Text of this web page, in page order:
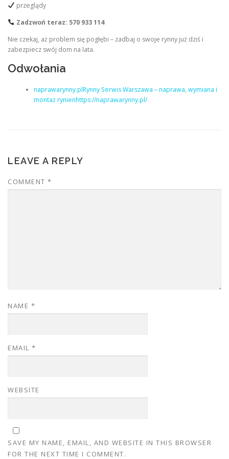
przeglądy
Zadzwoń teraz: 570 933 114
Nie czekaj, aż problem się pogłębi – zadbaj o swoje rynny już dziś i
zabezpiecz swój dom na lata.
Odwołania
naprawarynny.plRynny Serwis Warszawa – naprawa, wymiana i
montaż rynienhttps://naprawarynny.pl/
LEAVE A REPLY
COMMENT *
NAME *
EMAIL *
WEBSITE
SAVE MY NAME, EMAIL, AND WEBSITE IN THIS BROWSER
FOR THE NEXT TIME I COMMENT.